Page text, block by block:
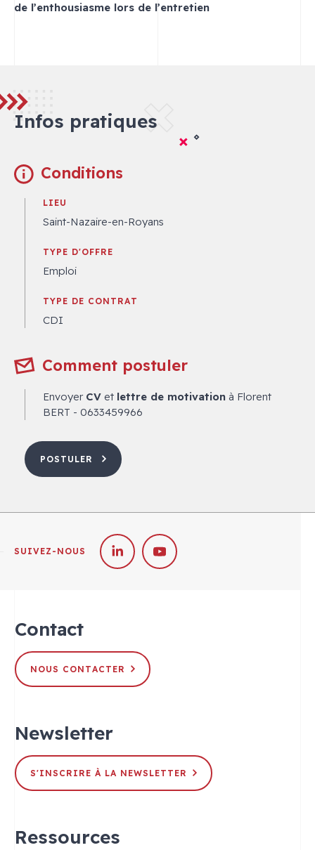
de l’enthousiasme lors de l’entretien
Infos pratiques
Conditions
LIEU
Saint-Nazaire-en-Royans
TYPE D'OFFRE
Emploi
TYPE DE CONTRAT
CDI
Comment postuler
Envoyer CV et lettre de motivation à Florent
BERT - 0633459966
POSTULER
SUIVEZ-NOUS
Contact
NOUS CONTACTER
Newsletter
S'INSCRIRE À LA NEWSLETTER
Ressources